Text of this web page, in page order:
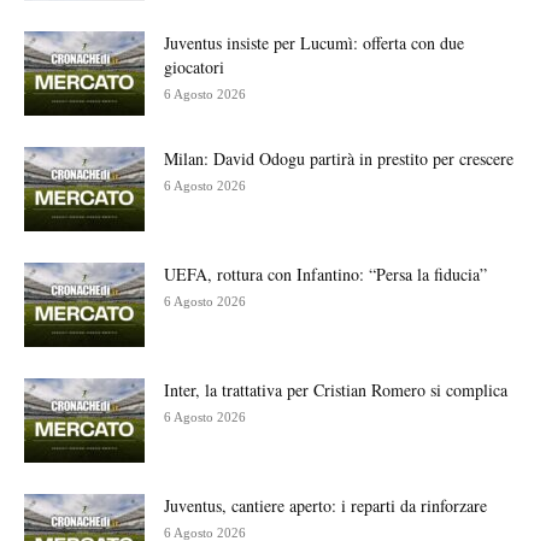
Juventus insiste per Lucumì: offerta con due
giocatori
6 Agosto 2026
Milan: David Odogu partirà in prestito per crescere
6 Agosto 2026
UEFA, rottura con Infantino: “Persa la fiducia”
6 Agosto 2026
Inter, la trattativa per Cristian Romero si complica
6 Agosto 2026
Juventus, cantiere aperto: i reparti da rinforzare
6 Agosto 2026